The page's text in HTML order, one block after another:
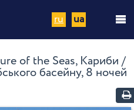
ru ua
of the Seas, Кариби /
басейну, 8 ночей